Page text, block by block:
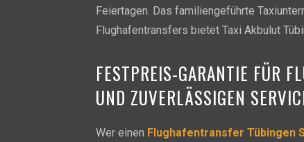
Feiertagen. Das familiengeführte
Flughafentransfers bietet Taxi Akbulut
FESTPREIS-GARANTIE FÜR
UND ZUVERLÄSSIGEN
Wer einen Flughafentransfer Tübingen